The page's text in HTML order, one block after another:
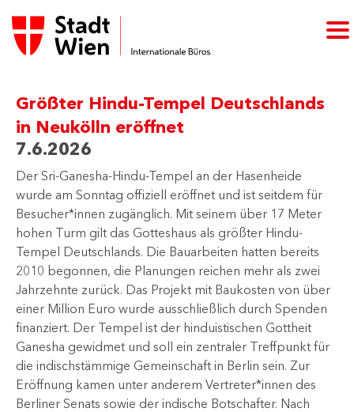
Größter Hindu-Tempel Deutschlands
in Neukölln eröffnet
7.6.2026
Der Sri-Ganesha-Hindu-Tempel an der Hasenheide
wurde am Sonntag offiziell eröffnet und ist seitdem für
Besucher*innen zugänglich. Mit seinem über 17 Meter
hohen Turm gilt das Gotteshaus als größter Hindu-
Tempel Deutschlands. Die Bauarbeiten hatten bereits
2010 begonnen, die Planungen reichen mehr als zwei
Jahrzehnte zurück. Das Projekt mit Baukosten von über
einer Million Euro wurde ausschließlich durch Spenden
finanziert. Der Tempel ist der hinduistischen Gottheit
Ganesha gewidmet und soll ein zentraler Treffpunkt für
die indischstämmige Gemeinschaft in Berlin sein. Zur
Eröffnung kamen unter anderem Vertreter*innen des
Berliner Senats sowie der indische Botschafter. Nach